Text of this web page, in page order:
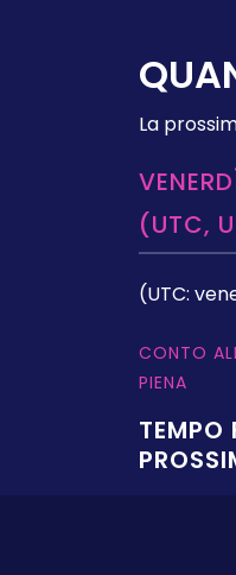
La
(UTC,
(UTC:
CONTO
PIENA
TEMPO